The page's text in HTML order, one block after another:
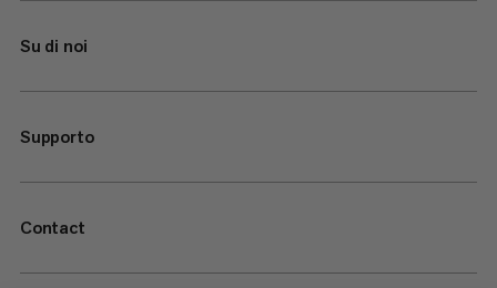
Su di noi
Supporto
Contact